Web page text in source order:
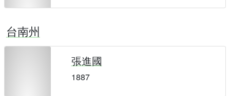
台南州
張進國
1887